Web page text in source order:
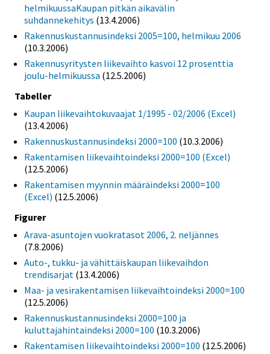
helmikuussaKaupan pitkän aikavälin
suhdannekehitys (13.4.2006)
Rakennuskustannusindeksi 2005=100, helmikuu 2006
(10.3.2006)
Rakennusyritysten liikevaihto kasvoi 12 prosenttia
joulu-helmikuussa (12.5.2006)
Tabeller
Kaupan liikevaihtokuvaajat 1/1995 - 02/2006 (Excel)
(13.4.2006)
Rakennuskustannusindeksi 2000=100 (10.3.2006)
Rakentamisen liikevaihtoindeksi 2000=100 (Excel)
(12.5.2006)
Rakentamisen myynnin määräindeksi 2000=100
(Excel) (12.5.2006)
Figurer
Arava-asuntojen vuokratasot 2006, 2. neljännes
(7.8.2006)
Auto-, tukku- ja vähittäiskaupan liikevaihdon
trendisarjat (13.4.2006)
Maa- ja vesirakentamisen liikevaihtoindeksi 2000=100
(12.5.2006)
Rakennuskustannusindeksi 2000=100 ja
kuluttajahintaindeksi 2000=100 (10.3.2006)
Rakentamisen liikevaihtoindeksi 2000=100 (12.5.2006)